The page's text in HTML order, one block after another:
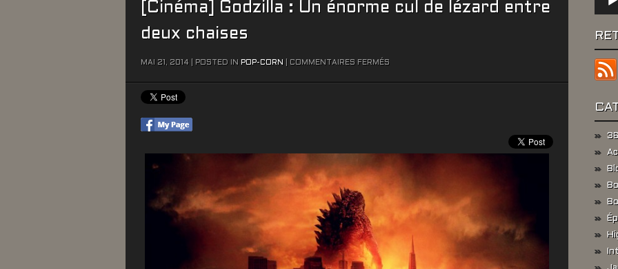
[Cinéma] Godzilla : Un énorme cul de lézard entre
deux chaises
MAI 21, 2014 | POSTED IN POP-CORN COMMENTAIRES FERMÉSSUR
DEUX
CHAISES
audio